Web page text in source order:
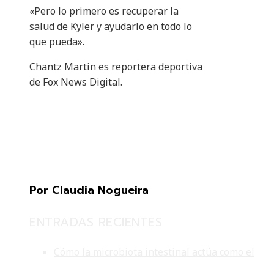
«Pero lo primero es recuperar la
salud de Kyler y ayudarlo en todo lo
que pueda».
Chantz Martin es reportera deportiva
de Fox News Digital.
Por Claudia Nogueira